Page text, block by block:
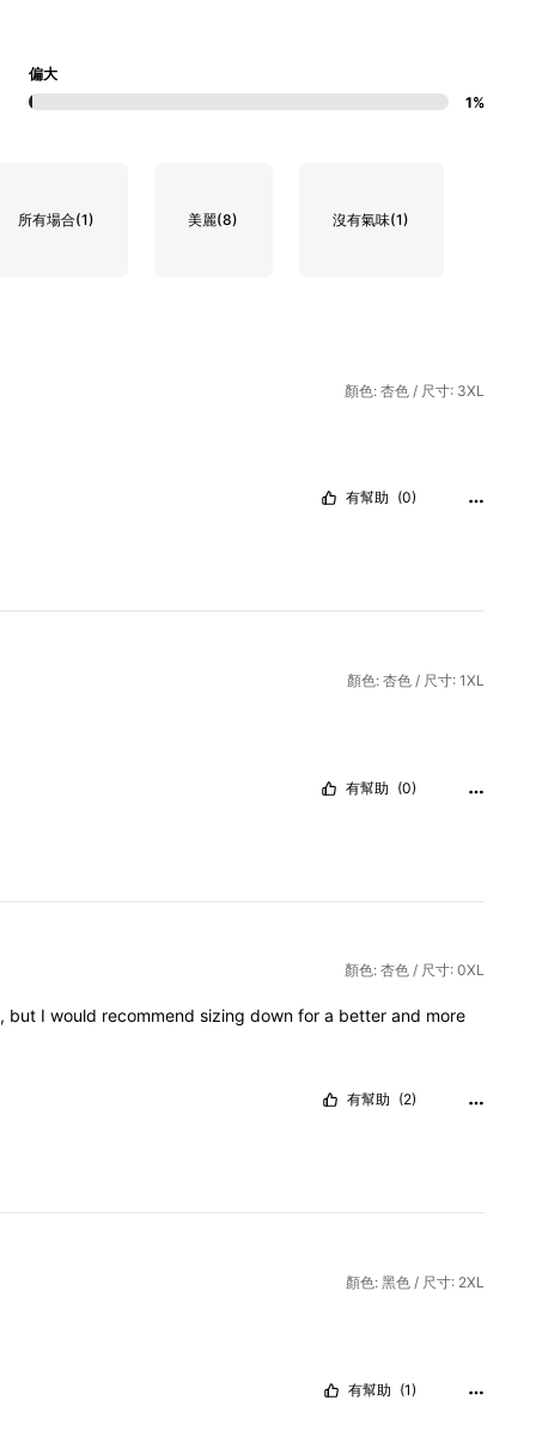
偏大
1%
所有場合(1) 美麗(8) 沒有氣味(1)
顏色: 杏色 / 尺寸: 3XL
有幫助 (0)
顏色: 杏色 / 尺寸: 1XL
有幫助 (0)
顏色: 杏色 / 尺寸: 0XL
, but I would recommend sizing down for a better and more
有幫助 (2)
顏色: 黑色 / 尺寸: 2XL
有幫助 (1)